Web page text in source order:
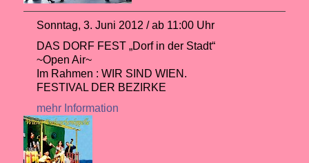
Sonntag, 3. Juni 2012 / ab 11:00 Uhr
DAS DORF FEST „Dorf in der Stadt“
~Open Air~
Im Rahmen : WIR SIND WIEN.
FESTIVAL DER BEZIRKE
mehr Information